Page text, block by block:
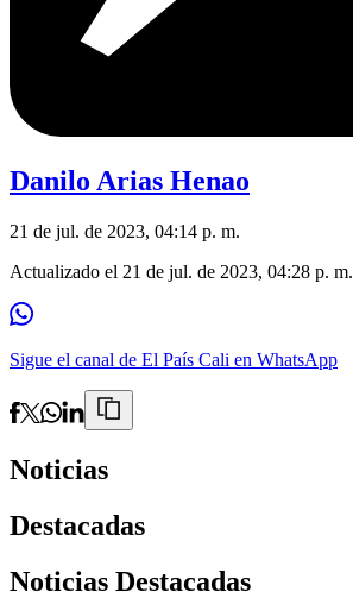
Danilo Arias Henao
21 de jul. de 2023, 04:14 p. m.
Actualizado el 21 de jul. de 2023, 04:28 p. m.
Sigue el canal de El País Cali en WhatsApp
Noticias
Destacadas
Noticias Destacadas